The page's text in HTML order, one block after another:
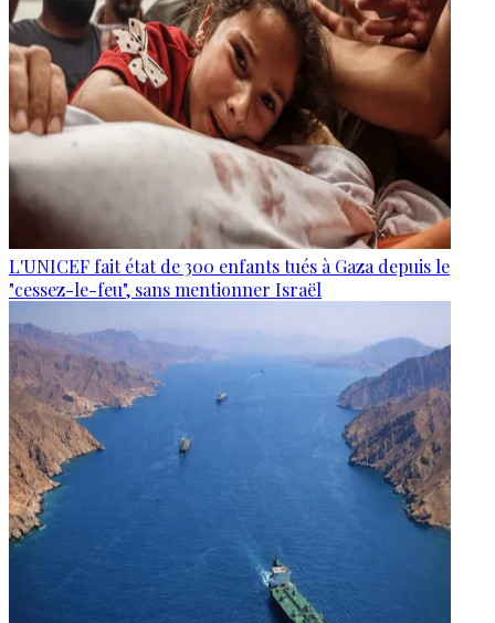
L'UNICEF fait état de 300 enfants tués à Gaza depuis le
"cessez-le-feu", sans mentionner Israël